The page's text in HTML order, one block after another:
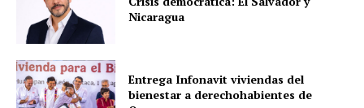
Nicaragua
Entrega Infonavit viviendas del
bienestar a derechohabientes de